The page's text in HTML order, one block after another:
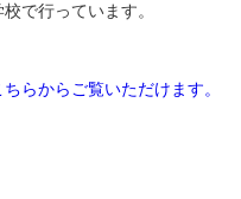
で行っています。
らからご覧いただけます。